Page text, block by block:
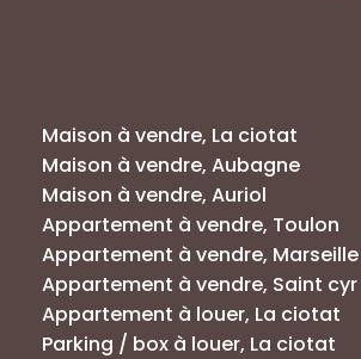
Maison à vendre, La ciotat
Maison à vendre, Aubagne
Maison à vendre, Auriol
Appartement à vendre, Toulon
Appartement à vendre, Marseille
Appartement à vendre, Saint
Appartement à louer, La ciotat
Parking / box à louer, La ciotat